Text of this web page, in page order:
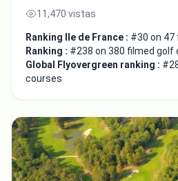
11,470 vistas
Ranking Ile de France : #30 on
Ranking : #238 on 380 filmed golf
Global Flyovergreen ranking :
courses